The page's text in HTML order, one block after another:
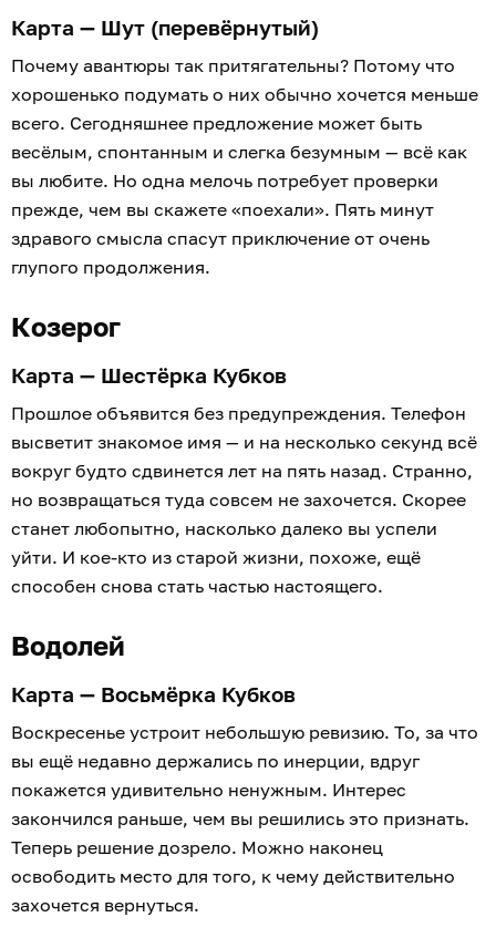
Карта — Шут (перевёрнутый)
Почему авантюры так притягательны? Потому что
хорошенько подумать о них обычно хочется меньше
всего. Сегодняшнее предложение может быть
весёлым, спонтанным и слегка безумным — всё как
вы любите. Но одна мелочь потребует проверки
прежде, чем вы скажете «поехали». Пять минут
здравого смысла спасут приключение от очень
глупого продолжения.
Козерог
Карта — Шестёрка Кубков
Прошлое объявится без предупреждения. Телефон
высветит знакомое имя — и на несколько секунд всё
вокруг будто сдвинется лет на пять назад. Странно,
но возвращаться туда совсем не захочется. Скорее
станет любопытно, насколько далеко вы успели
уйти. И кое-кто из старой жизни, похоже, ещё
способен снова стать частью настоящего.
Водолей
Карта — Восьмёрка Кубков
Воскресенье устроит небольшую ревизию. То, за что
вы ещё недавно держались по инерции, вдруг
покажется удивительно ненужным. Интерес
закончился раньше, чем вы решились это признать.
Теперь решение дозрело. Можно наконец
освободить место для того, к чему действительно
захочется вернуться.